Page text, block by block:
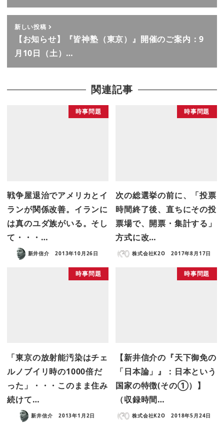
新しい投稿
【お知らせ】『皆神塾（東京）』開催のご案内：9
月10日（土）…
関連記事
時事問題
戦争屋退治でアメリカとイ
ランが関係改善。イランに
は真のユダ族がいる。そし
て・・・…
新井信介 2013年10月26日
時事問題
次の総選挙の前に、「投票
時間終了後、直ちにその投
票場で、開票・集計する」
方式に改…
株式会社K2O 2017年8月17日
時事問題
「東京の放射能汚染はチェ
ルノブイリ時の1000倍だ
った」・・・このまま住み
続けて…
新井信介 2013年1月2日
時事問題
【新井信介の『天下御免の
「日本論」』：日本という
国家の特徴(その①）】
（収録時間…
株式会社K2O 2018年5月24日